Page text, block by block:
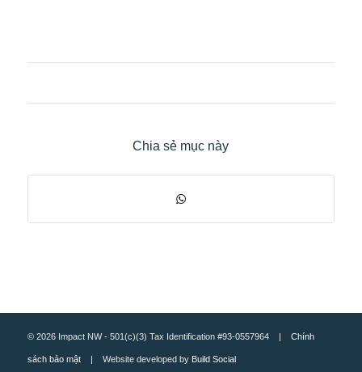
Chia sẻ mục này
© 2026 Impact NW - 501(c)(3) Tax Identification #93-0557964 | Chính
sách bảo mật| Website developed by Build Social